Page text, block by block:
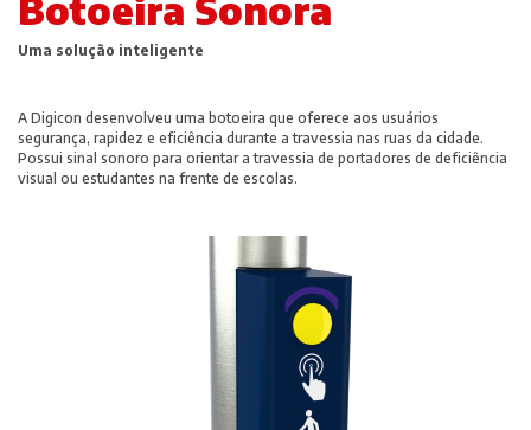
Botoeira Sonora
Uma solução inteligente
A Digicon desenvolveu uma botoeira que oferece aos usuários
segurança, rapidez e eficiência durante a travessia nas ruas da cidade.
Possui sinal sonoro para orientar a travessia de portadores de deficiência
visual ou estudantes na frente de escolas.